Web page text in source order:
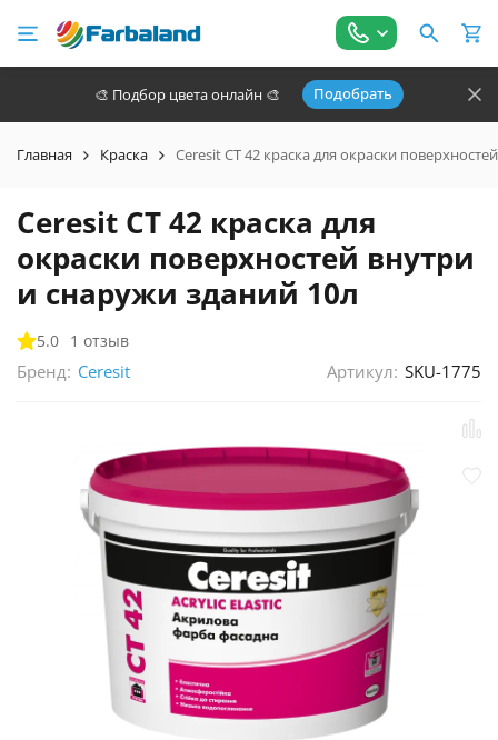
🎨 Подбор цвета онлайн 🎨 Подобрать
Главная Краска Ceresit СТ 42 краска для окраски
Ceresit СТ 42 краска для
окраски поверхностей внутри
и снаружи зданий 10л
5.0 1 отзыв
Бренд: Ceresit Артикул: SKU-1775